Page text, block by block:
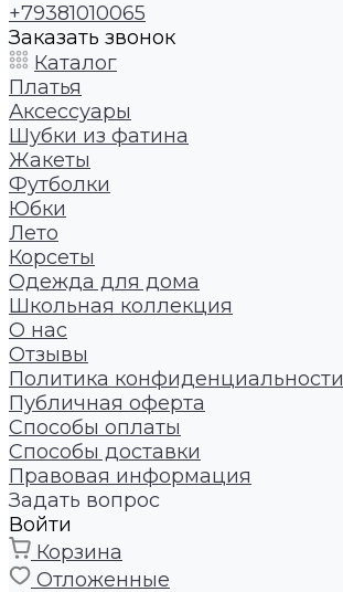
+79381010065
Заказать звонок
Каталог
Платья
Аксессуары
Шубки из фатина
Жакеты
Футболки
Юбки
Лето
Корсеты
Одежда для дома
Школьная коллекция
О нас
Отзывы
Политика конфиденциальности
Публичная оферта
Способы оплаты
Способы доставки
Правовая информация
Задать вопрос
Войти
Корзина
Отложенные